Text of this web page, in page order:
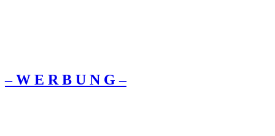
– W Ε R Β U Ν G –